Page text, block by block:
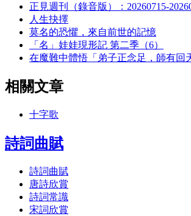
正見週刊（錄音版）：20260715-
人生抉擇
莫名的恐懼，來自前世的記憶
「名」娃娃現形記 第二季（6）
在魔難中體悟「弟子正念足，師有回
相關文章
十字歌
詩詞曲賦
詩詞曲賦
唐詩欣賞
詩詞常識
宋詞欣賞